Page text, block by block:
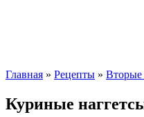
Главная » Рецепты » Вторые
Куриные